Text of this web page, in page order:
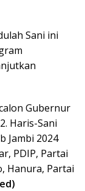
Sani ini
Gubernur
Haris-Sani
Jambi 2024
PDIP, Partai
Hanura, Partai